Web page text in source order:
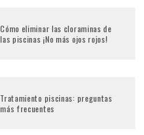
Cómo eliminar las cloraminas de
las piscinas ¡No más ojos rojos!
Tratamiento piscinas: preguntas
más frecuentes